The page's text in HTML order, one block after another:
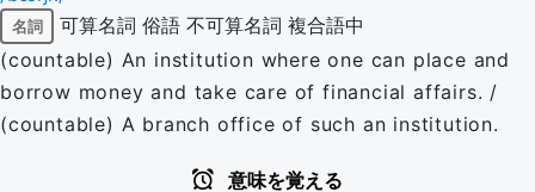
名詞 可算名詞 俗語 不可算名詞 複合語中
(countable) An institution where one can place and
borrow money and take care of financial affairs. /
(countable) A branch office of such an institution.
意味を覚える